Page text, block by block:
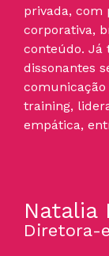
privada, com
corporativa,
conteúdo. Já
dissonantes
training,
empática,
Natalia
Diretora-